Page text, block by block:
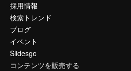
採用情報
検索トレンド
ブログ
イベント
Slidesgo
コンテンツを販売する